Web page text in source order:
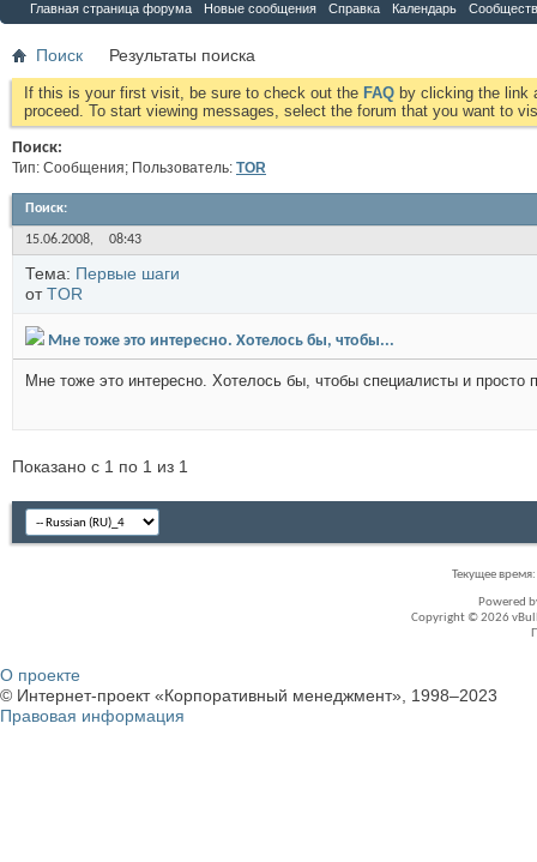
Главная страница форума Новые сообщения Справка Календарь
Поиск Результаты поиска
If this is your first visit, be sure to check out the FAQ by clicking the link
proceed. To start viewing messages, select the forum that you want to
Поиск:
Тип: Сообщения; Пользователь: TOR
Поиск:
15.06.2008, 08:43
Тема: Первые шаги
отTOR
Мне тоже это интересно. Хотелось бы, чтобы...
Мне тоже это интересно. Хотелось бы, чтобы специалисты и
Показано с 1 по 1 из 1
Текущее время:
Powered
Copyright © 2026
О проекте
© Интернет-проект «Корпоративный менеджмент», 1998–2023
Правовая информация